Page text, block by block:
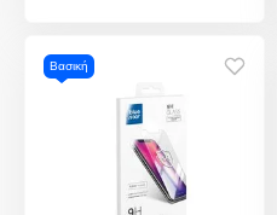
Βασική